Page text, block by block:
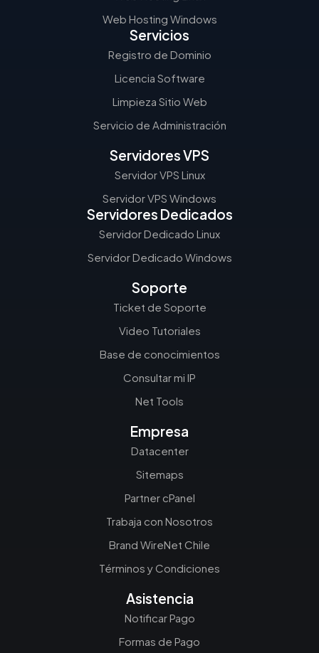
Web Hosting Windows
Servicios
Registro de Dominio
Licencia Software
Limpieza Sitio Web
Servicio de Administración
Servidores VPS
Servidor VPS Linux
Servidor VPS Windows
Servidores Dedicados
Servidor Dedicado Linux
Servidor Dedicado Windows
Soporte
Ticket de Soporte
Video Tutoriales
Base de conocimientos
Consultar mi IP
Net Tools
Empresa
Datacenter
Sitemaps
Partner cPanel
Trabaja con Nosotros
Brand WireNet Chile
Términos y Condiciones
Asistencia
Notificar Pago
Formas de Pago